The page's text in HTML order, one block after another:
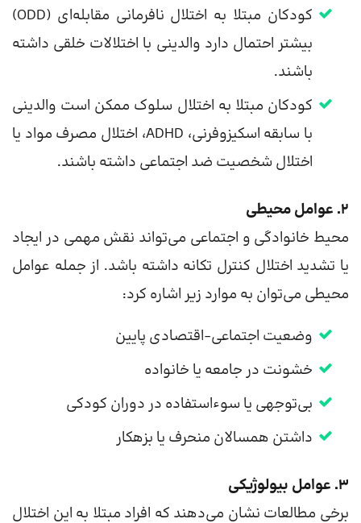
کودکان مبتلا به اختلال نافرمانی مقابله‌ای (ODD)
بیشتر احتمال دارد والدینی با اختلالات خلقی داشته
باشند.
کودکان مبتلا به اختلال سلوک ممکن است والدینی
با سابقه اسکیزوفرنی، ADHD، اختلال مصرف مواد یا
اختلال شخصیت ضد اجتماعی داشته باشند.
۲. عوامل محیطی
محیط خانوادگی و اجتماعی می‌تواند نقش مهمی در ایجاد
یا تشدید اختلال کنترل تکانه داشته باشد. از جمله عوامل
محیطی می‌توان به موارد زیر اشاره کرد:
وضعیت اجتماعی-اقتصادی پایین
خشونت در جامعه یا خانواده
بی‌توجهی یا سوءاستفاده در دوران کودکی
داشتن همسالان منحرف یا بزهکار
۳. عوامل بیولوژیکی
برخی مطالعات نشان می‌دهند که افراد مبتلا به این اختلال